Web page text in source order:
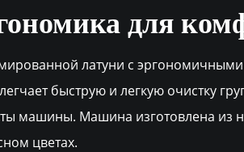
для
латуни с
быструю и легкую очистку
машины. Машина изготовлена из
цветах.